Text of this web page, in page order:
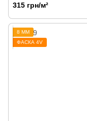
315 грн/м²
8 ММ
ФАСКА 4V